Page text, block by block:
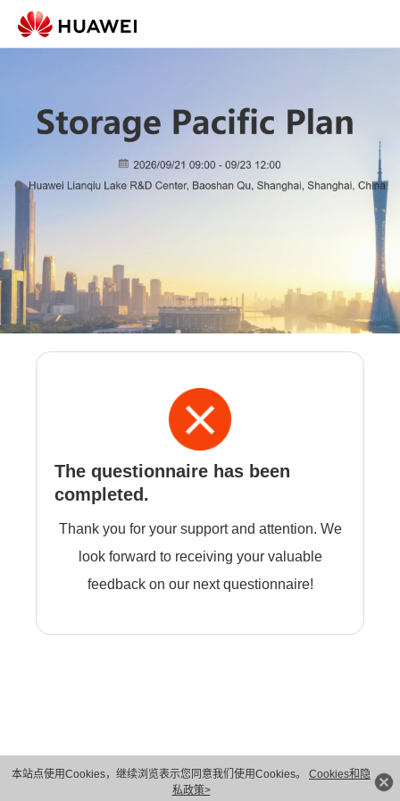
本站点使用Cookies，继续浏览表示您同意我们使用Cookies。 Cookies和隐
私政策>
The questionnaire has been
completed.
Thank you for your support and attention. We
look forward to receiving your valuable
feedback on our next questionnaire!
版权所有 © 华为技术有限公司 1998-2026。 保留一切权利。粤A2-20044005号
隐私保护
法律声明